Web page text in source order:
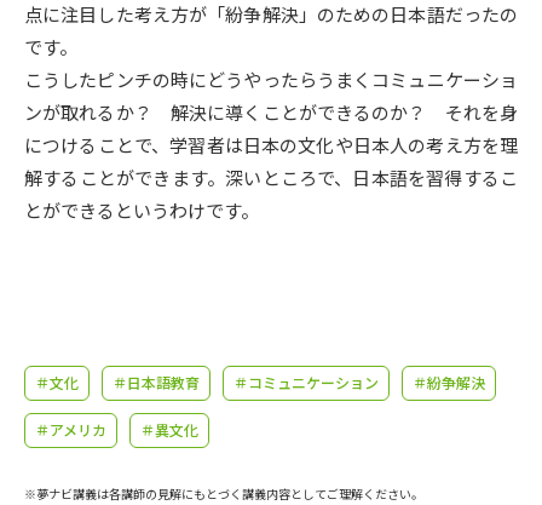
志望校・出願校を調べる
先輩が入学を決めた理由 テレメール全国一斉進学調査
大学で学びたい学問発見
学問のミニ講義「夢ナビ講義」 学問分野解説
点に注目した考え方が「紛争解決」のための日本語だったの
です。
こうしたピンチの時にどうやったらうまくコミュニケーショ
ンが取れるか？ 解決に導くことができるのか？ それを身
につけることで、学習者は日本の文化や日本人の考え方を理
解することができます。深いところで、日本語を習得するこ
とができるというわけです。
＃文化 ＃日本語教育 ＃コミュニケーション ＃紛争解決
＃アメリカ ＃異文化
※夢ナビ講義は各講師の見解にもとづく講義内容としてご理解ください。